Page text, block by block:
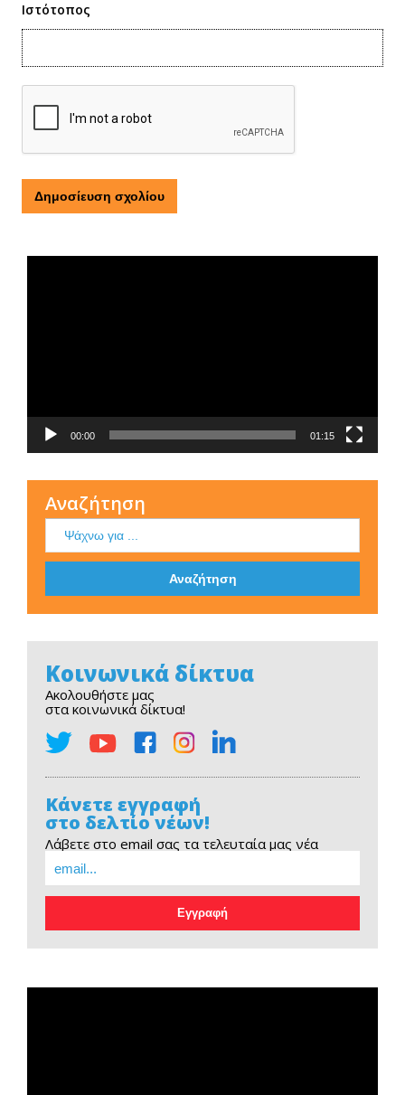
Ιστότοπος
00:00 01:15
Αναζήτηση
Κοινωνικά δίκτυα
Ακολουθήστε μας
στα κοινωνικά δίκτυα!
Κάνετε εγγραφή
στο δελτίο νέων!
Λάβετε στο email σας τα τελευταία μας νέα